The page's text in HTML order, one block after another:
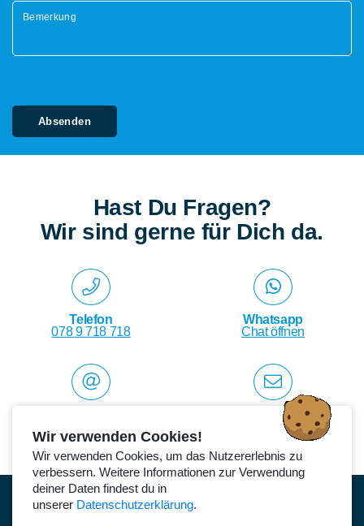
Hast Du Fragen?
Wir sind gerne für Dich da.
Telefon
078 9 718 718
Whatsapp
Chat öffnen
Kontakt
online Anmelden
Impressum Datenschutz
Wir verwenden Cookies!
Wir verwenden Cookies, um das Nutzererlebnis zu
verbessern. Weitere Informationen zur Verwendung
deiner Daten findest du in
unserer Datenschutzerklärung.